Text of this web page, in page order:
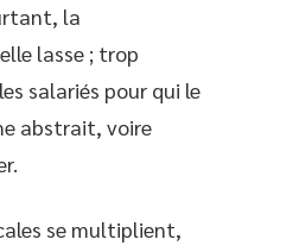
la
lasse ; trop
salariés pour qui le
abstrait, voire
se multiplient,